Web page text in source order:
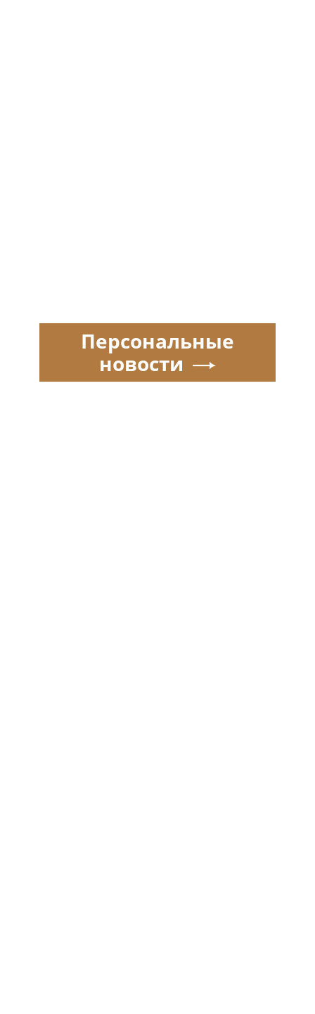
Персональные
новости